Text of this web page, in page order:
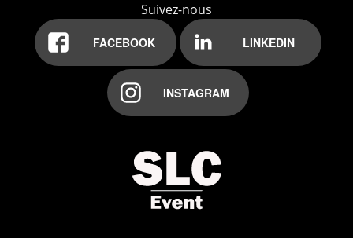
Suivez-nous
FACEBOOK LINKEDIN
INSTAGRAM